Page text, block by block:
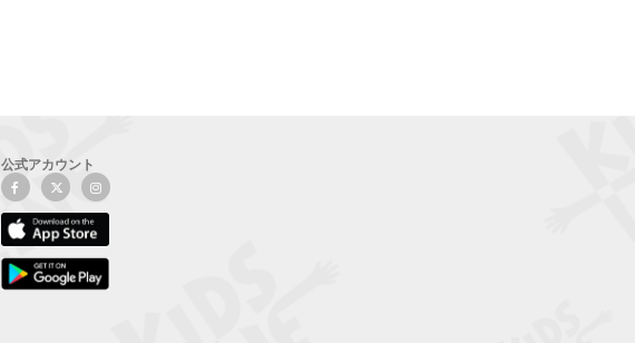
公式アカウント